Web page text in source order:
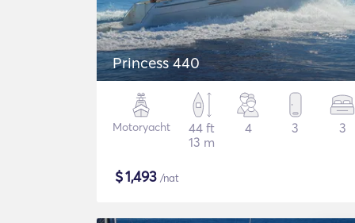
Princess 440
Motoryacht
44 ft
13 m
4 3 3
$1,493 /nat